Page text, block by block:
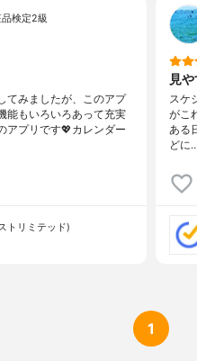
検定2級
てみましたが、このアプ
能もいろいろあって充実
アプリです💖カレンダー
トリミテッド)
見
スケ
がこ
ある
どに
1